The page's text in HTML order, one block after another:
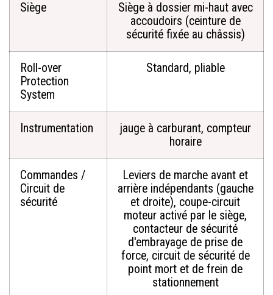
Siège
Siège à dossier mi-haut avec
accoudoirs (ceinture de
sécurité fixée au châssis)
Roll-over
Protection
System
Standard, pliable
Instrumentation
jauge à carburant, compteur
horaire
Commandes /
Circuit de
sécurité
Leviers de marche avant et
arrière indépendants (gauche
et droite), coupe-circuit
moteur activé par le siège,
contacteur de sécurité
d'embrayage de prise de
force, circuit de sécurité de
point mort et de frein de
stationnement